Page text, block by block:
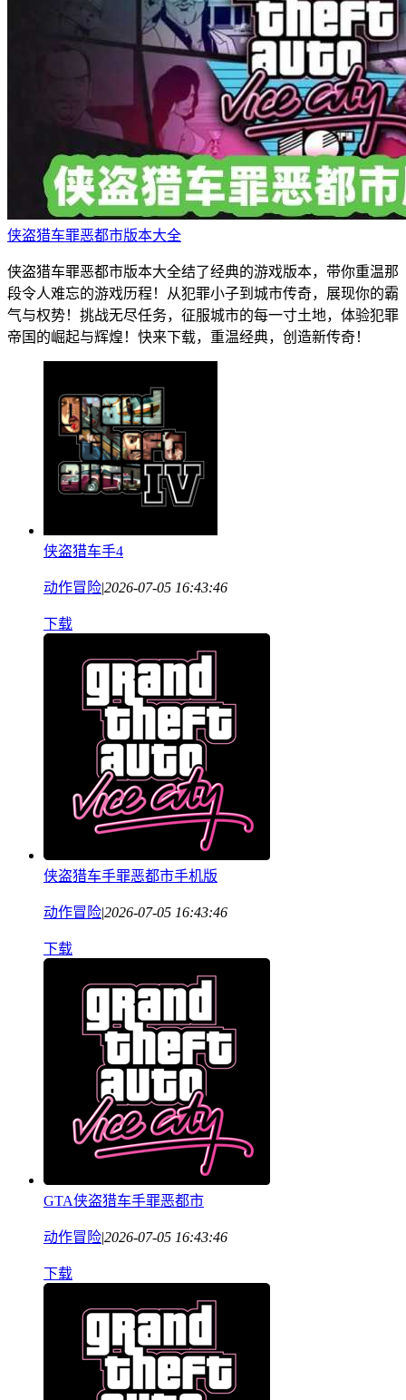
侠盗猎车罪恶都市版本大全
侠盗猎车罪恶都市版本大全结了经典的游戏版本，带你重温那
段令人难忘的游戏历程！从犯罪小子到城市传奇，展现你的霸
气与权势！挑战无尽任务，征服城市的每一寸土地，体验犯罪
帝国的崛起与辉煌！快来下载，重温经典，创造新传奇！
侠盗猎车手4
动作冒险|2026-07-05 16:43:46
下载
侠盗猎车手罪恶都市手机版
动作冒险|2026-07-05 16:43:46
下载
GTA侠盗猎车手罪恶都市
动作冒险|2026-07-05 16:43:46
下载